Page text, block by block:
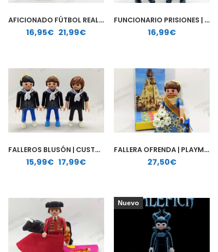
AFICIONADO FÚTBOL REAL SOCIEDAD | PLAYMOBIL PERSONALIZADO
16,95€ 21,99€
Rango de precios: desde 16,95€ hasta 21,99€
FUNCIONARIO PRISIONES | PLAYMOBIL PERSONALIZADO
16,99€
FALLEROS BLUSÓN | CUSTOM PLAYMOBIL
15,99€ 17,99€
Rango de precios: desde 15,99€ hasta 17,99€
FALLERA OFRENDA | PLAYMOBIL PERSONALIZADO
27,50€
Nuevo